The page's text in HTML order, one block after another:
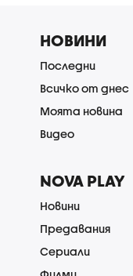
НОВИНИ
Последни
Всичко от днес
Моята новина
Видео
NOVA PLAY
Новини
Предавания
Сериали